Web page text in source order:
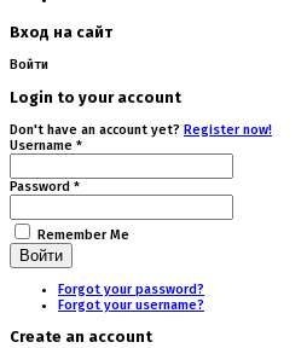
Вход на сайт
Войти
Login to your account
Don't have an account yet? Register now!
Username *
Password *
Remember Me
Forgot your password?
Forgot your username?
Create an account